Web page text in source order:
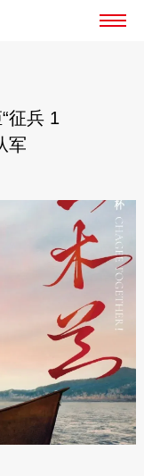
征兵 1
军